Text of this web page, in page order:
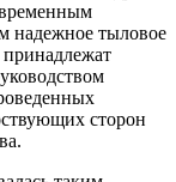
надежное тыловое
сторон